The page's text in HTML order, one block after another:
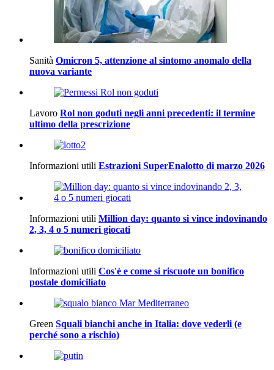
Sanità Omicron 5, attenzione al sintomo anomalo della
nuova variante
Lavoro Rol non goduti negli anni precedenti: il termine
ultimo della prescrizione
Informazioni utili Estrazioni SuperEnalotto di marzo 2026
Informazioni utili Million day: quanto si vince indovinando
2, 3, 4 o 5 numeri giocati
Informazioni utili Cos'è e come si riscuote un bonifico
postale domiciliato
Green Squali bianchi anche in Italia: dove vederli (e
perché sono a rischio)